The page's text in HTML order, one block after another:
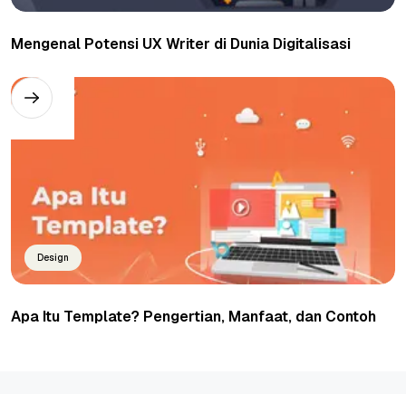
Mengenal Potensi UX Writer di Dunia Digitalisasi
Design
Apa Itu Template? Pengertian, Manfaat, dan Contoh